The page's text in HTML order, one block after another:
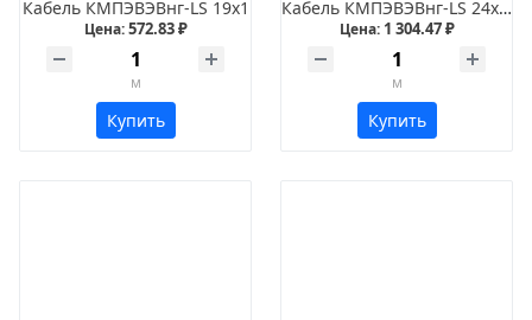
Кабель КМПЭВЭВнг-LS 19х1
Цена:572.83 ₽
м
Купить
Кабель КМПЭВЭВнг-LS 24х0,75
Цена: 1 304.47 ₽
м
Купить